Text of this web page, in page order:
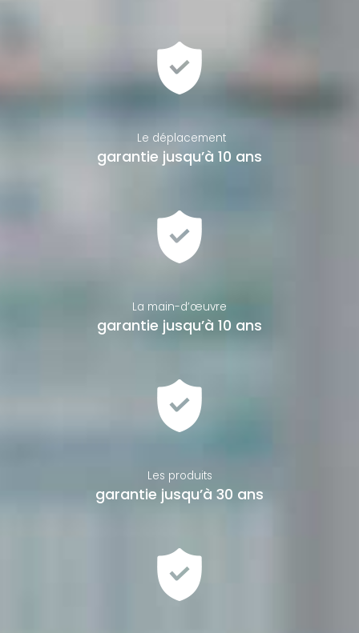
Le déplacement
garantie jusqu’à 10 ans
La main-d’œuvre
garantie jusqu’à 10 ans
Les produits
garantie jusqu’à 30 ans